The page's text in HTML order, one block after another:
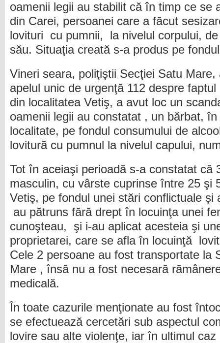
oamenii legii au stabilit că în timp ce se
din Carei, persoanei care a făcut
lovituri cu pumnii, la nivelul corpului,
său. Situaţia creată s-a produs pe
Vineri seara, poliţiştii Secţiei Satu
apelul unic de urgenţă 112 despre
din localitatea Vetiş, a avut loc un
oamenii legii au constatat , un bărbat,
localitate, pe fondul consumului de
lovitură cu pumnul la nivelul capului,
Tot în aceiaşi perioadă s-a constatat că
masculin, cu vârste cuprinse între 25 şi
Vetiş, pe fondul unei stări conflictuale şi
au pătruns fără drept în locuinţa unei
cunoşteau, şi i-au aplicat acesteia şi
proprietarei, care se afla în locuinţă
Cele 2 persoane au fost transportate la
Mare , însă nu a fost necesară
medicală.
În toate cazurile menţionate au fost
se efectuează cercetări sub aspectul
lovire sau alte violenţe, iar în ultimul